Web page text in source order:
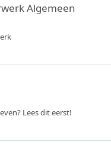
Algemeen
Lees dit eerst!